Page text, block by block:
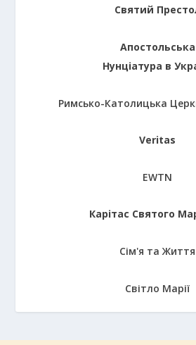
Святий
Апостольська
Нунціатура в
Римсько-Католицька
Veritas
EWTN
Карітас Святого
Сім'я та Життя
Світло Марії